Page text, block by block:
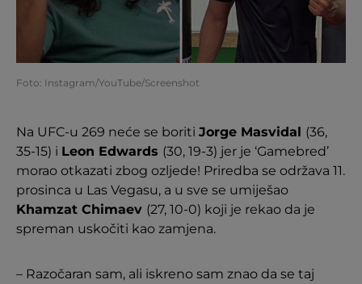
Foto: Instagram/YouTube/Screenshot
Na UFC-u 269 neće se boriti Jorge Masvidal (36,
35-15) i Leon Edwards (30, 19-3) jer je ‘Gamebred’
morao otkazati zbog ozljede! Priredba se održava 11.
prosinca u Las Vegasu, a u sve se umiješao
Khamzat Chimaev (27, 10-0) koji je rekao da je
spreman uskočiti kao zamjena.
– Razočaran sam, ali iskreno sam znao da se taj